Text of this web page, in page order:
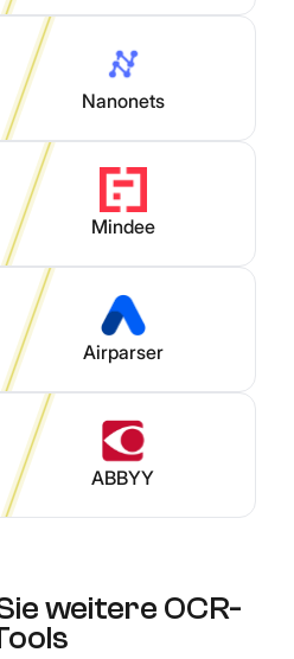
Nanonets
Mindee
Airparser
ABBYY
weitere OCR-